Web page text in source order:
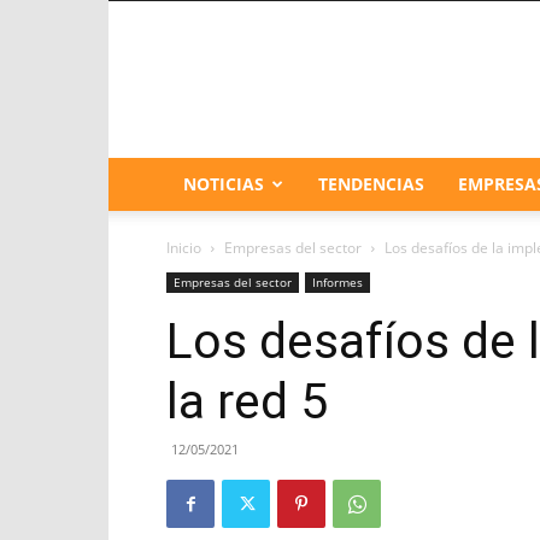
NOTICIAS TENDENCIAS
Inicio Empresas del sector Los desafíos de la
Empresas del sector Informes
Los desafíos de
la red 5
12/05/2021